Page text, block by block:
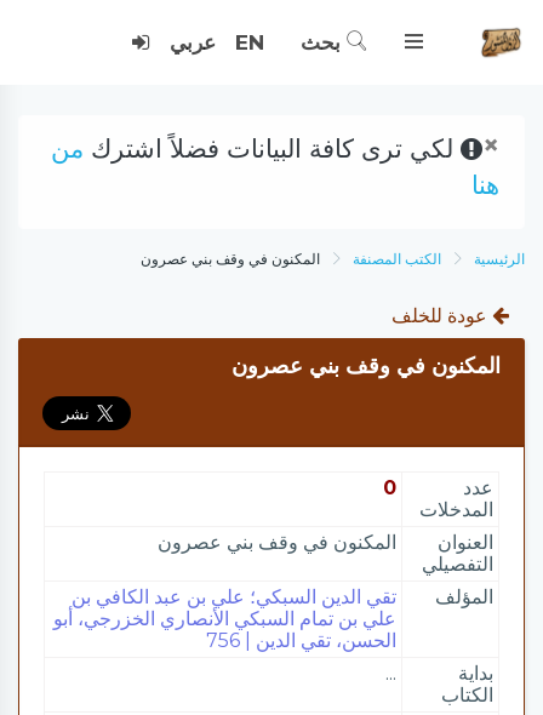
بحث EN عربي
× لكي ترى كافة البيانات فضلاً اشترك من
هنا
الرئيسية الكتب المصنفة المكنون في وقف بني عصرون
عودة للخلف
المكنون في وقف بني عصرون
عدد
المدخلات
0
العنوان
التفصيلي
المكنون في وقف بني عصرون
المؤلف
تقي الدين السبكي؛ علي بن عبد الكافي بن
علي بن تمام السبكي الأنصاري الخزرجي، أبو
الحسن، تقي الدين | 756
بداية
الكتاب
...